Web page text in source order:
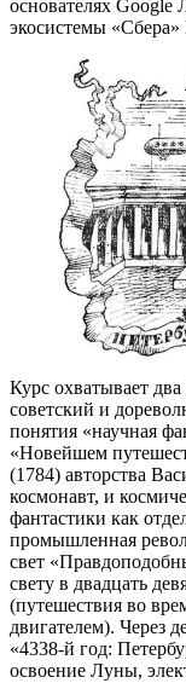
основателях Google
экосистемы «Сбера»
Курс охватывает
советский и
понятия «научная
«Новейшем
(1784) авторства
космонавт, и
фантастики как
промышленная
свет
свету в двадцать
(путешествия во
двигателем). Через
«4338-й год:
освоение Луны,